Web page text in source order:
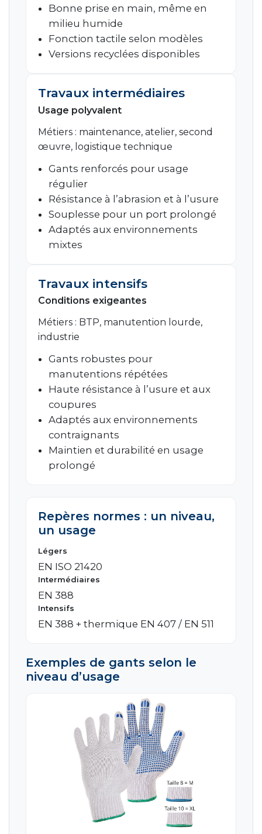
Bonne prise en main, même en
milieu humide
Fonction tactile selon modèles
Versions recyclées disponibles
Travaux intermédiaires
Usage polyvalent
Métiers : maintenance, atelier, second
œuvre, logistique technique
Gants renforcés pour usage
régulier
Résistance à l’abrasion et à l’usure
Souplesse pour un port prolongé
Adaptés aux environnements
mixtes
Travaux intensifs
Conditions exigeantes
Métiers : BTP, manutention lourde,
industrie
Gants robustes pour
manutentions répétées
Haute résistance à l’usure et aux
coupures
Adaptés aux environnements
contraignants
Maintien et durabilité en usage
prolongé
Repères normes : un niveau,
un usage
Légers
EN ISO 21420
Intermédiaires
EN 388
Intensifs
EN 388 + thermique EN 407 / EN 511
Exemples de gants selon le
niveau d’usage